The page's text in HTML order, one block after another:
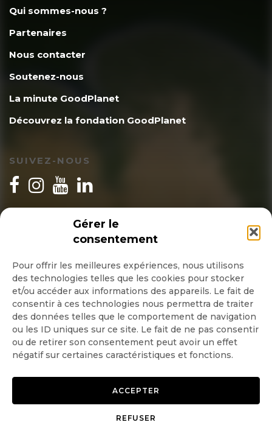
Gérer le
consentement
Pour offrir les meilleures expériences, nous utilisons
des technologies telles que les cookies pour stocker
et/ou accéder aux informations des appareils. Le fait de
consentir à ces technologies nous permettra de traiter
des données telles que le comportement de navigation
ou les ID uniques sur ce site. Le fait de ne pas consentir
ou de retirer son consentement peut avoir un effet
négatif sur certaines caractéristiques et fonctions.
ACCEPTER
REFUSER
Qui sommes-nous ?
Partenaires
Nous contacter
Soutenez-nous
La minute GoodPlanet
Découvrez la fondation GoodPlanet
SUIVEZ-NOUS
INSCRIPTION NEWSLETTER
Quotidienne
Hebdo
OK